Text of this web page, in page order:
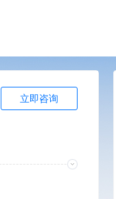
立即咨询